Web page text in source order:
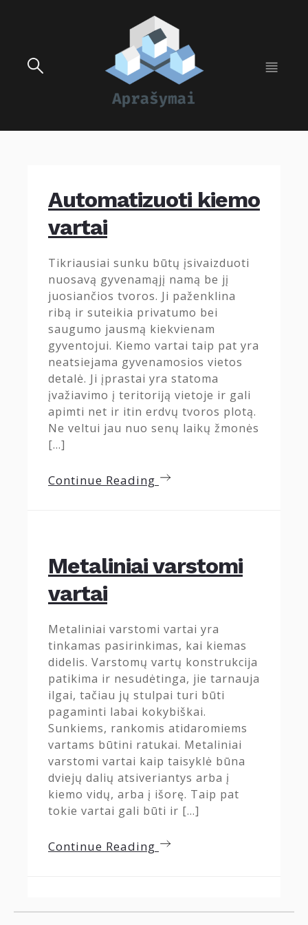
Automatizuoti kiemo
vartai
Tikriausiai sunku būtų įsivaizduoti
nuosavą gyvenamąjį namą be jį
juosiančios tvoros. Ji paženklina
ribą ir suteikia privatumo bei
saugumo jausmą kiekvienam
gyventojui. Kiemo vartai taip pat yra
neatsiejama gyvenamosios vietos
detalė. Ji įprastai yra statoma
įvažiavimo į teritoriją vietoje ir gali
apimti net ir itin erdvų tvoros plotą.
Ne veltui jau nuo senų laikų žmonės
[…]
Continue Reading
Metaliniai varstomi
vartai
Metaliniai varstomi vartai yra
tinkamas pasirinkimas, kai kiemas
didelis. Varstomų vartų konstrukcija
patikima ir nesudėtinga, jie tarnauja
ilgai, tačiau jų stulpai turi būti
pagaminti labai kokybiškai.
Sunkiems, rankomis atidaromiems
vartams būtini ratukai. Metaliniai
varstomi vartai kaip taisyklė būna
dviejų dalių atsiveriantys arba į
kiemo vidų, arba į išorę. Taip pat
tokie vartai gali būti ir […]
Continue Reading